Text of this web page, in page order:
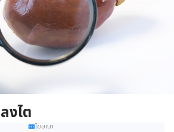
งไต
โฆษณา